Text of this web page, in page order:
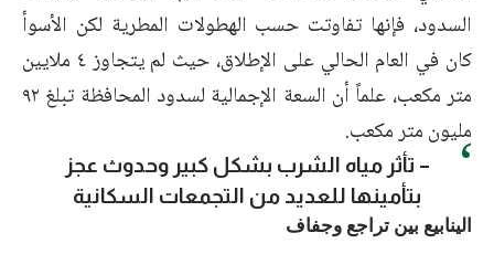
السدود، فإنها تفاوتت حسب الهطولات المطرية لكن الأسوأ
كان في العام الحالي على الإطلاق، حيث لم يتجاوز ٤ ملايين
متر مكعب، علماً أن السعة الإجمالية لسدود المحافظة تبلغ ٩٢
مليون متر مكعب.
– تأثر مياه الشرب بشكل كبير وحدوث عجز
بتأمينها للعديد من التجمعات السكانية
الينابيع بين تراجع وجفاف